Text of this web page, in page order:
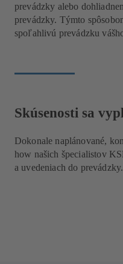
prevádzky alebo
prevádzky. Týmto
spoľahlivú prevádzku
Skúsenosti sa
Dokonale naplánované,
how našich špecialistov
a uvedeniach do prevádzky.